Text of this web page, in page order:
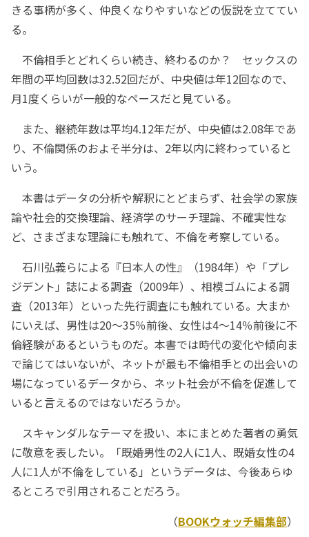
きる事柄が多く、仲良くなりやすいなどの仮説を立ててい
る。
不倫相手とどれくらい続き、終わるのか？ セックスの
年間の平均回数は32.52回だが、中央値は年12回なので、
月1度くらいが一般的なペースだと見ている。
また、継続年数は平均4.12年だが、中央値は2.08年であ
り、不倫関係のおよそ半分は、2年以内に終わっていると
いう。
本書はデータの分析や解釈にとどまらず、社会学の家族
論や社会的交換理論、経済学のサーチ理論、不確実性な
ど、さまざまな理論にも触れて、不倫を考察している。
石川弘義らによる『日本人の性』（1984年）や「プレ
ジデント」誌による調査（2009年）、相模ゴムによる調
査（2013年）といった先行調査にも触れている。大まか
にいえば、男性は20～35％前後、女性は4～14％前後に不
倫経験があるというものだ。本書では時代の変化や傾向ま
で論じてはいないが、ネットが最も不倫相手との出会いの
場になっているデータから、ネット社会が不倫を促進して
いると言えるのではないだろうか。
スキャンダルなテーマを扱い、本にまとめた著者の勇気
に敬意を表したい。「既婚男性の2人に1人、既婚女性の4
人に1人が不倫をしている」というデータは、今後あらゆ
るところで引用されることだろう。
（BOOKウォッチ編集部）